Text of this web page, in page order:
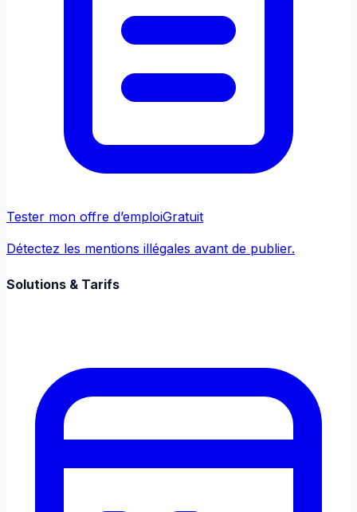
Tester mon offre d’emploiGratuit
Détectez les mentions illégales avant de publier.
Solutions & Tarifs